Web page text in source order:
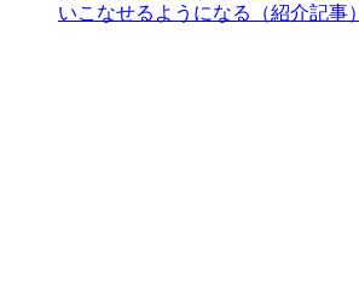
いこなせるようになる（紹介記事）